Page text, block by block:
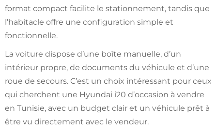
format compact facilite le stationnement, tandis que
l’habitacle offre une configuration simple et
fonctionnelle.
La voiture dispose d’une boîte manuelle, d’un
intérieur propre, de documents du véhicule et d’une
roue de secours. C’est un choix intéressant pour ceux
qui cherchent une Hyundai i20 d’occasion à vendre
en Tunisie, avec un budget clair et un véhicule prêt à
être vu directement avec le vendeur.